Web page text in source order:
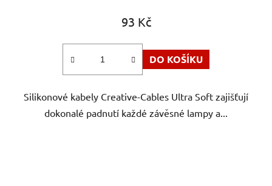
93 Kč
DO KOŠÍKU
Silikonové kabely Creative-Cables Ultra Soft zajišťují
dokonalé padnutí každé závěsné lampy a...